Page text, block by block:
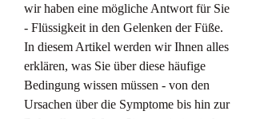
wir haben eine mögliche Antwort für Sie
- Flüssigkeit in den Gelenken der Füße.
In diesem Artikel werden wir Ihnen alles
erklären, was Sie über diese häufige
Bedingung wissen müssen - von den
Ursachen über die Symptome bis hin zur